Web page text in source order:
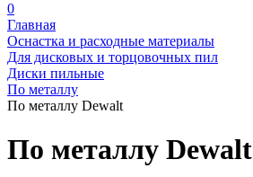
0
Главная
Оснастка и расходные материалы
Для дисковых и торцовочных пил
Диски пильные
По металлу
По металлу Dewalt
По металлу Dewalt